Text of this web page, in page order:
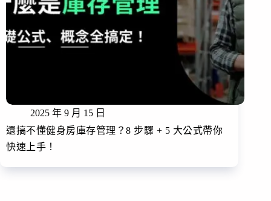
2025 年 9 月 15 日
還搞不懂健身房庫存管理？8 步驟 + 5 大公式帶你
快速上手！